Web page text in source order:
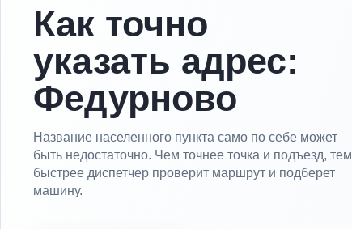
Как точно
указать адрес:
Федурново
Название населенного пункта само по себе может
быть недостаточно. Чем точнее точка и подъезд, тем
быстрее диспетчер проверит маршрут и подберет
машину.